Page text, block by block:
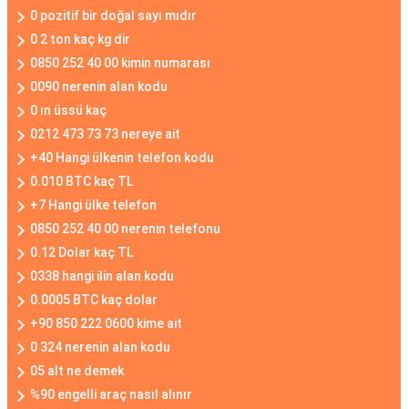
0 pozitif bir doğal sayı mıdır
0 2 ton kaç kg dir
0850 252 40 00 kimin numarası
0090 nerenin alan kodu
0 ın üssü kaç
0212 473 73 73 nereye ait
+40 Hangi ülkenin telefon kodu
0.010 BTC kaç TL
+7 Hangi ülke telefon
0850 252 40 00 nerenin telefonu
0.12 Dolar kaç TL
0338 hangi ilin alan kodu
0.0005 BTC kaç dolar
+90 850 222 0600 kime ait
0 324 nerenin alan kodu
05 alt ne demek
%90 engelli araç nasıl alınır